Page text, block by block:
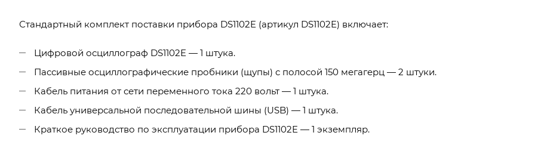
Стандартный комплект поставки прибора DS1102E (артикул DS1102E) включает:
Цифровой осциллограф DS1102E — 1 штука.
Пассивные осциллографические пробники (щупы) с полосой 150 мегагерц — 2 штуки.
Кабель питания от сети переменного тока 220 вольт — 1 штука.
Кабель универсальной последовательной шины (USB) — 1 штука.
Краткое руководство по эксплуатации прибора DS1102E — 1 экземпляр.